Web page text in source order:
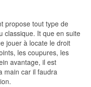
propose tout type de
classique. It que en suite
jouer à locate le droit
les coupures, les
avantage, il est
main car il faudra